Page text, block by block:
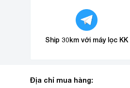
Ship 30km với máy lọc KK
Địa chỉ mua hàng: